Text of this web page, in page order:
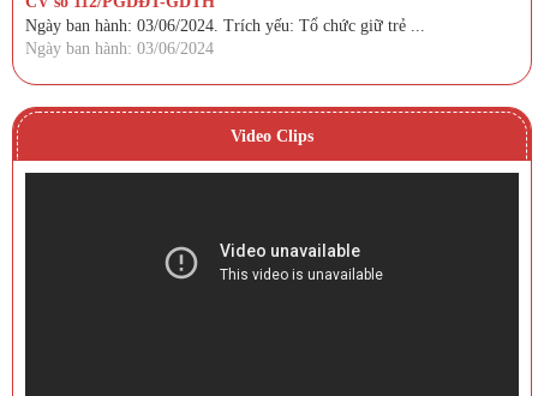
Ngày ban hành: 03/06/2024. Trích yếu: Tổ chức giữ trẻ ...
Ngày ban hành: 03/06/2024
Video Clips